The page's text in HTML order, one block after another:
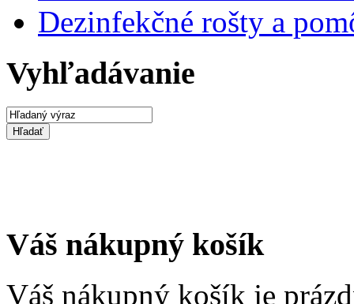
Dezinfekčné rošty a
Vyhľadávanie
Váš nákupný košík
Váš nákupný košík je